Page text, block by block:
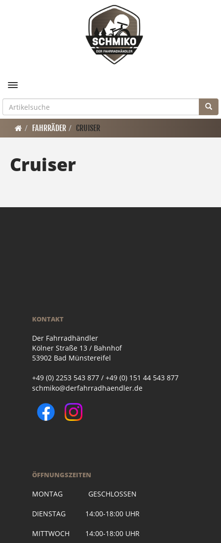
Toggle navigation
FAHRRÄDER CRUISER
Cruiser
KONTAKT
Der Fahrradhändler
Kölner Straße 13 / Bahnhof
53902 Bad Münstereifel
+49 (0) 2253 543 877 / +49 (0) 151 44 543 877
schmiko@derfahrradhaendler.de
ÖFFNUNGSZEITEN
MONTAG GESCHLOSSEN
DIENSTAG 14:00-18:00 UHR
MITTWOCH 14:00-18:00 UHR